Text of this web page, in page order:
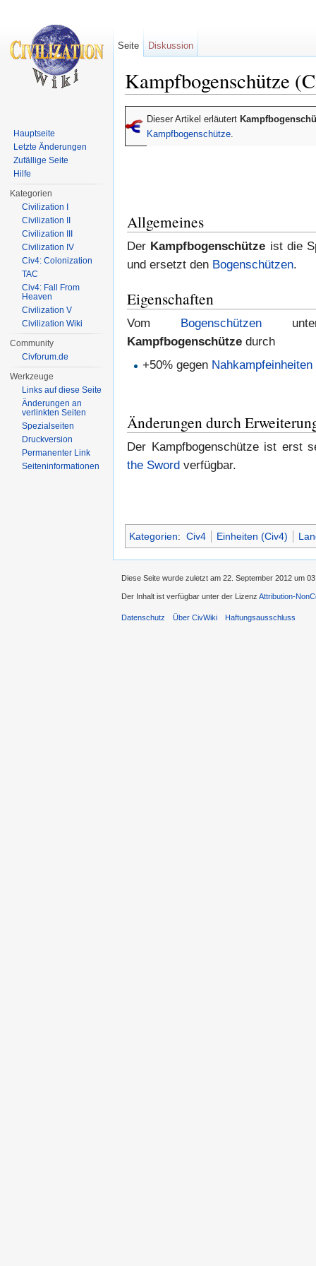
Kampfbogenschütze
Dieser Artikel erläutert
Kampfbogenschütze.
Allgemeines
Der Kampfbogenschütze ist die
und ersetzt den Bogenschützen.
Eigenschaften
Vom Bogenschützen
Kampfbogenschütze durch
+50% gegen Nahkampfeinheiten
Änderungen durch
Der Kampfbogenschütze ist erst
the Sword verfügbar.
Kategorien: Civ4 Einheiten (Civ4)
Seite Diskussion
Hauptseite
Letzte Änderungen
Zufällige Seite
Hilfe
Kategorien
Civilization I
Civilization II
Civilization III
Civilization IV
Civ4: Colonization
TAC
Civ4: Fall From
Heaven
Civilization V
Civilization Wiki
Community
Civforum.de
Werkzeuge
Links auf diese Seite
Änderungen an
verlinkten Seiten
Spezialseiten
Druckversion
Permanenter Link
Seiten­informationen
Diese Seite wurde zuletzt am 22. September 2012 um
Der Inhalt ist verfügbar unter der Lizenz Attribution-
Datenschutz Über CivWiki Haftungsausschluss